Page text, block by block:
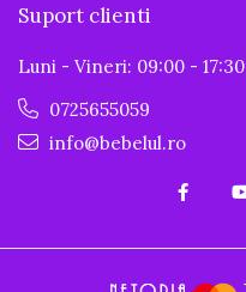
Suport clienti
Luni - Vineri: 09:00 - 17:30
0725655059
info@bebelul.ro